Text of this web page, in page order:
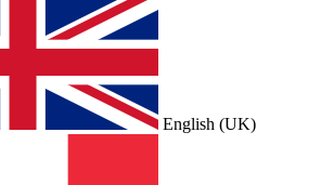
English (UK)